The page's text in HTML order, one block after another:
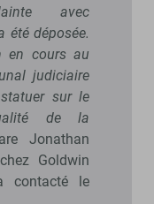
avec
été déposée.
en cours au
judiciaire
sur le
de la
Jonathan
Goldwin
contacté le